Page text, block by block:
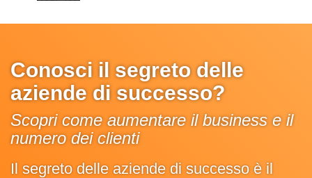
Conosci il segreto delle
aziende di successo?
Scopri come aumentare il business e il
numero dei clienti
Il segreto delle aziende di successo è il